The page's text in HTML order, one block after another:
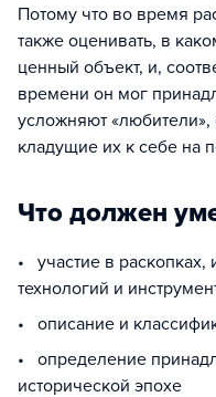
Потому что во время
также оценивать, в
ценный объект, и,
времени он мог
усложняют
кладущие их к себе на
Что должен
• участие в
технологий и
• описание и
• определение
исторической эпохе